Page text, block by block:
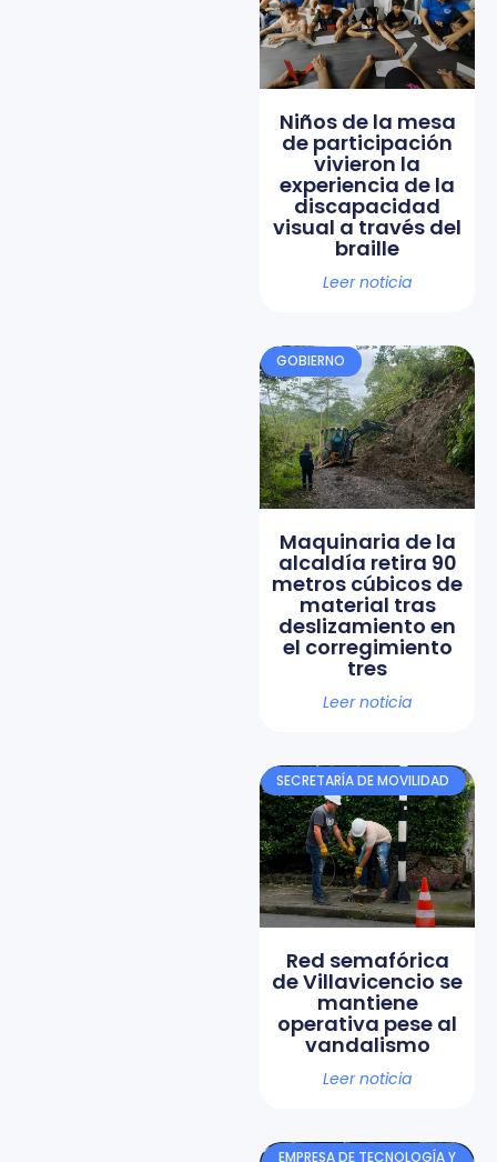
Niños de la mesa
de participación
vivieron la
experiencia de la
discapacidad
visual a través del
braille
Leer noticia
GOBIERNO
Maquinaria de la
alcaldía retira 90
metros cúbicos de
material tras
deslizamiento en
el corregimiento
tres
Leer noticia
SECRETARÍA DE MOVILIDAD
Red semafórica
de Villavicencio se
mantiene
operativa pese al
vandalismo
Leer noticia
EMPRESA DE TECNOLOGÍA Y